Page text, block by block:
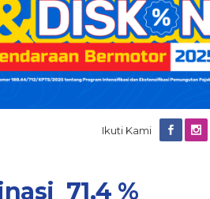
Ikuti Kami
71,4 %